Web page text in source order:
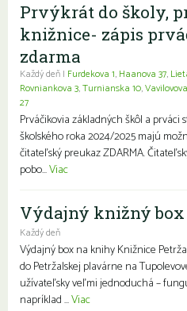
Prvýkrát do školy,
knižnice- zápis
zdarma
Každý deň | Furdekova 1, Haanova 37,
Rovniankova 3,Turnianska 10,
27
Prváčikovia základných škôl a
školského roka 2024/2025 majú
čitateľský preukaz ZDARMA.
pobo...Viac
Výdajný knižný
Každý deň
Výdajný box na knihy Knižnice
do Petržalskej plavárne na
užívateľsky veľmi jednoduchá –
napríklad ...Viac